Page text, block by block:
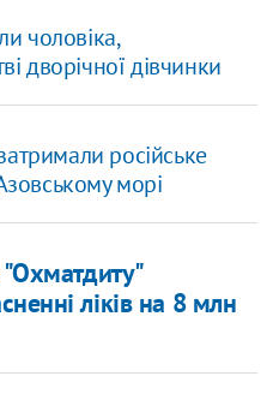
чоловіка,
дворічної дівчинки
російське
морі
"Охматдиту"
ліків на 8 млн